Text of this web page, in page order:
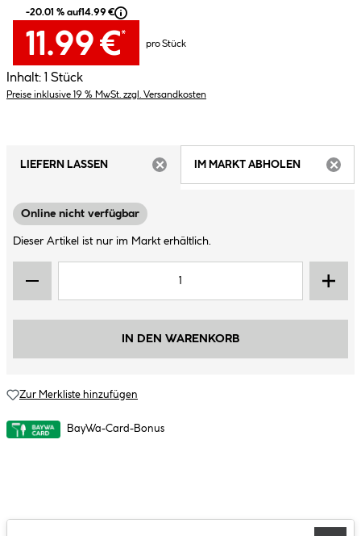
-20.01 % auf14.99 €
11.99 €*
pro Stück
Inhalt: 1 Stück
Preise inklusive 19 % MwSt. zzgl. Versandkosten
LIEFERN LASSEN
IM MARKT ABHOLEN
Online nicht verfügbar
Dieser Artikel ist nur im Markt erhältlich.
IN DEN WARENKORB
Zur Merkliste hinzufügen
BayWa-Card-Bonus